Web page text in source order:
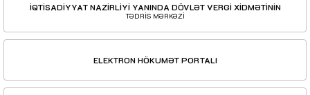
İQTİSADİYYAT NAZİRLİYİ YANINDA DÖVLƏT VERGİ XİDMƏTİNİN
TƏDRİS MƏRKƏZİ
ELEKTRON HÖKUMƏT PORTALI